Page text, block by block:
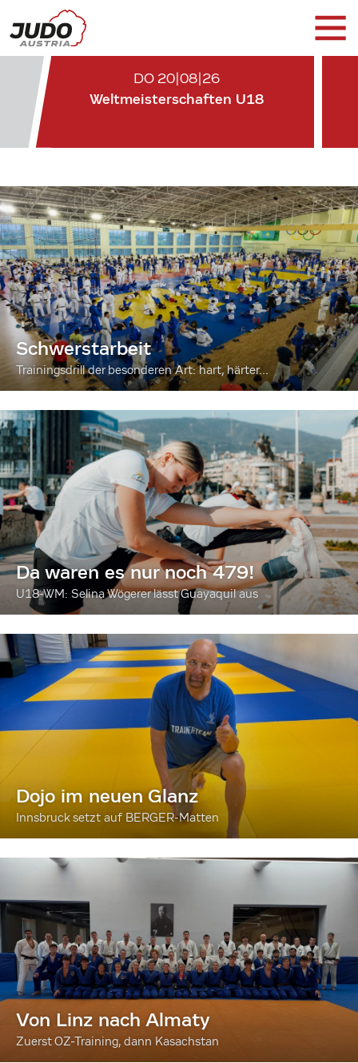
DO 20|08|26
Weltmeisterschaften U18
Schwerstarbeit
Trainingsdrill der besonderen Art: hart, härter...
Da waren es nur noch 479!
U18-WM: Selina Wögerer lässt Guayaquil aus
Dojo im neuen Glanz
Innsbruck setzt auf BERGER-Matten
Von Linz nach Almaty
Zuerst OZ-Training, dann Kasachstan